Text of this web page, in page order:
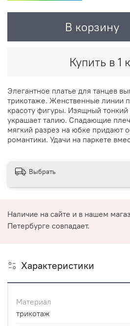
В корзину
Купить в 1
Элегантное платье для танцев
трикотаже. Женственные линии
красоту фигуры. Изящный тонкий
украшает талию. Спадающие
мягкий разрез на юбке придают
романтики. Удачи на паркете
Выбрать
Наличие на сайте и в нашем
Петербурге совпадает.
Характеристики
Материал
трикотаж